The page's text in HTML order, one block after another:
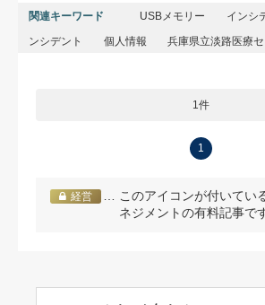
関連キーワード USBメモリー インシ
ンシデント
個人情報 兵庫県立淡路医療
1件
1
経営
… このアイコンが付いてい
ネジメントの有料記事で